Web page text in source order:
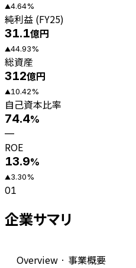
▲4.64%
純利益 (FY25)
31.1億円
▲44.93%
総資産
312億円
▲10.42%
自己資本比率
74.4%
—
ROE
13.9%
▲3.30%
01
企業サマリ
Overview · 事業概要